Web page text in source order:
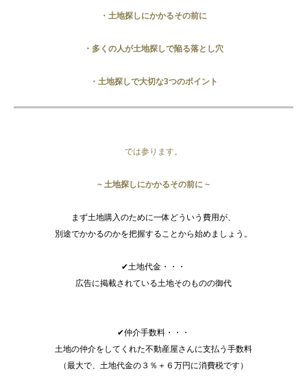
・土地探しにかかるその前に
・多くの人が土地探しで陥る落とし穴
・土地探しで大切な3つのポイント
では参ります。
~ 土地探しにかかるその前に ~
まず土地購入のために一体どういう費用が、
別途でかかるのかを把握することから始めましょう。
✔土地代金・・・
広告に掲載されている土地そのものの御代
✔仲介手数料・・・
土地の仲介をしてくれた不動産屋さんに支払う手数料
（最大で、土地代金の３％＋６万円に消費税です）